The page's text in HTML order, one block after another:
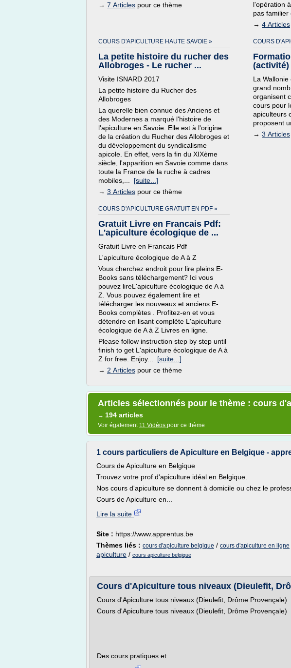
→ 7 Articles pour ce thème
l'opération
pas familier
→ 4 Articles
COURS D'APICULTURE HAUTE SAVOIE »
La petite histoire du rucher des
Allobroges - Le rucher ...
Visite ISNARD 2017
La petite histoire du Rucher des
Allobroges
La querelle bien connue des Anciens et
des Modernes a marqué l'histoire de
l'apiculture en Savoie. Elle est à l'origine
de la création du Rucher des Allobroges et
du développement du syndicalisme
apicole. En effet, vers la fin du XIXème
siècle, l'apparition en Savoie comme dans
toute la France de la ruche à cadres
mobiles,... [suite...]
→ 3 Articles pour ce thème
COURS
(activité)
La
grand
organisent
cours pour
apiculteurs
proposent
→ 3 Articles
COURS D'APICULTURE GRATUIT EN PDF »
Gratuit Livre en Francais Pdf:
L'apiculture écologique de ...
Gratuit Livre en Francais Pdf
L'apiculture écologique de A à Z
Vous cherchez endroit pour lire pleins E-
Books sans téléchargement? Ici vous
pouvez lireL'apiculture écologique de A à
Z. Vous pouvez également lire et
télécharger les nouveaux et anciens E-
Books complètes . Profitez-en et vous
détendre en lisant complète L'apiculture
écologique de A à Z Livres en ligne.
Please follow instruction step by step until
finish to get L'apiculture écologique de A à
Z for free. Enjoy... [suite...]
→ 2 Articles pour ce thème
Articles sélectionnés pour le thème : cours
→ 194 articles
Voir également 11 Vidéos pour ce thème
1 cours particuliers de Apiculture en Belgique -
Cours de Apiculture en Belgique
Trouvez votre prof d'apiculture idéal en Belgique.
Nos cours d'apiculture se donnent à domicile ou chez le
Cours de Apiculture en...
Lire la suite
Site : https://www.apprentus.be
Thèmes liés : cours d'apiculture belgique / cours d'apiculture en ligne
apiculture / cours apiculture belgique
Cours d'Apiculture tous niveaux (Dieulefit,
Cours d'Apiculture tous niveaux (Dieulefit, Drôme Provençale)
Cours d'Apiculture tous niveaux (Dieulefit, Drôme Provençale)
Des cours pratiques et...